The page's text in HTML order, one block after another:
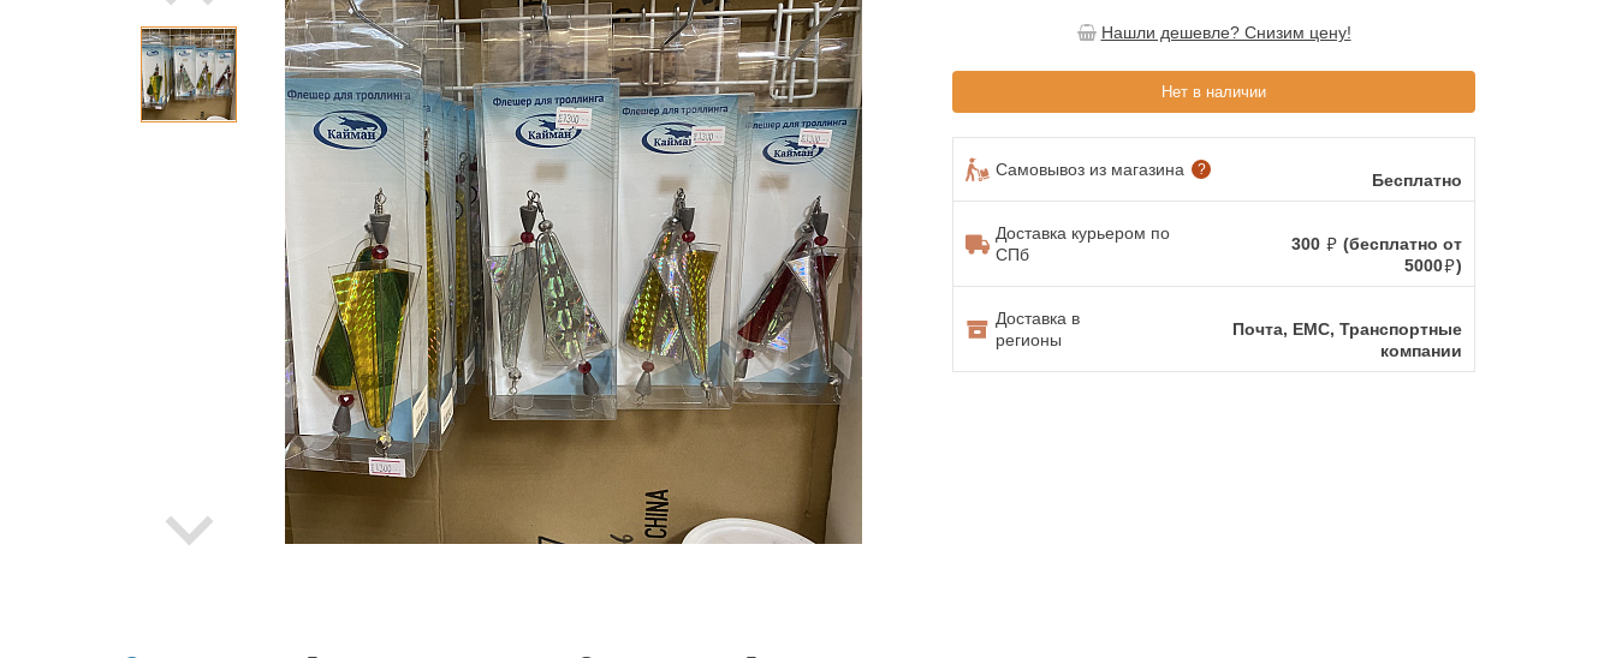
Нашли дешевле? Снизим цену!
Нет в наличии
Самовывоз из магазина ?
Бесплатно
Доставка курьером по
СПб
300
(бесплатно от
5000
)
Доставка в
регионы
Почта, ЕМС, Транспортные
компании